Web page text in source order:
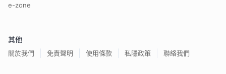
e-zone
其他
關於我們 免責聲明 使用條款 私隱政策 聯絡我們